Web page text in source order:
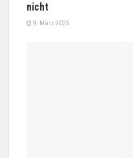
nicht
9. März 2025